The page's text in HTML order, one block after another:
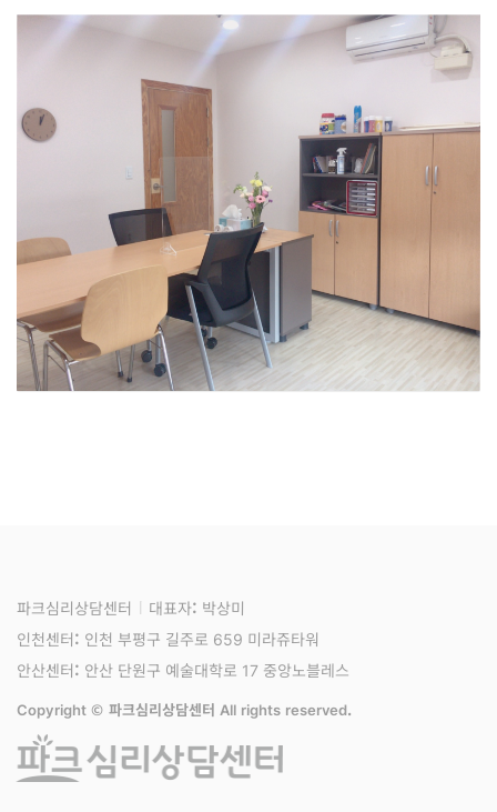
안산센터
대기실
상담실
파크심리상담센터
대표자: 박상미
인천센터: 인천 부평구 길주로 659 미라쥬타워
안산센터: 안산 단원구 예술대학로 17 중앙노블레스
Copyright © 파크심리상담센터 All rights reserved.